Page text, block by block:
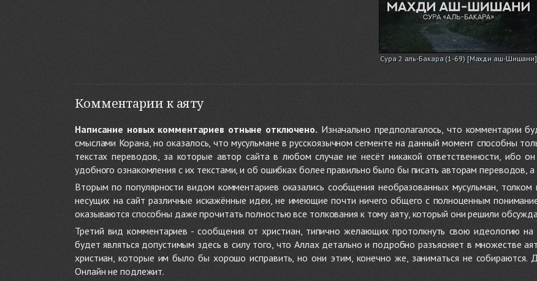
Сура 2 аль-Бакара (1-69) [Махди аш-Шишани]
Комментарии к аяту
Написание новых комментариев отныне отключено. Изначально предполагалось, что комментарии
смыслами Корана, но оказалось, что мусульмане в русскоязычном сегменте на данный момент способны
текстах переводов, за которые автор сайта в любом случае не несёт никакой ответственности, ибо
удобного ознакомления с их текстами, и об ошибках более правильно было бы писать авторам переводов, а
Вторым по популярности видом комментариев оказались сообщения необразованных мусульман,
несущих на сайт различные искажённые идеи, не имеющие почти ничего общего с полноценным
оказываются способны даже прочитать полностью все толкования к тому аяту, который они решили
Третий вид комментариев - сообщения от христиан, типично желающих протолкнуть свою идеологию на
будет являться допустимым здесь в силу того, что Аллах детально и подробно разъясняет в множестве
христиан, которые им было бы хорошо исправить, но они этим, конечно же, заниматься не собираются.
Онлайн не подлежит.